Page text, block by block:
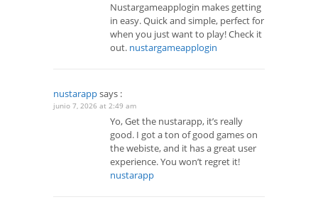
Nustargameapplogin makes getting
in easy. Quick and simple, perfect for
when you just want to play! Check it
out. nustargameapplogin
nustarappsays :
junio 7, 2026 at 2:49 am
Yo, Get the nustarapp, it’s really
good. I got a ton of good games on
the webiste, and it has a great user
experience. You won’t regret it!
nustarapp